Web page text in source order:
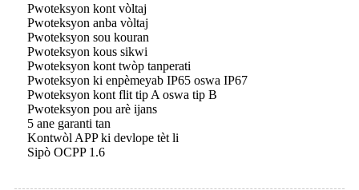
Pwoteksyon kont vòltaj
Pwoteksyon anba vòltaj
Pwoteksyon sou kouran
Pwoteksyon kous sikwi
Pwoteksyon kont twòp tanperati
Pwoteksyon ki enpèmeyab IP65 oswa IP67
Pwoteksyon kont flit tip A oswa tip B
Pwoteksyon pou arè ijans
5 ane garanti tan
Kontwòl APP ki devlope tèt li
Sipò OCPP 1.6